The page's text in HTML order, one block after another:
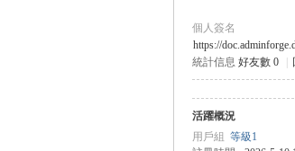
個人簽名
https://
統計信息 好友數 0
活躍概況
用戶組 等級1